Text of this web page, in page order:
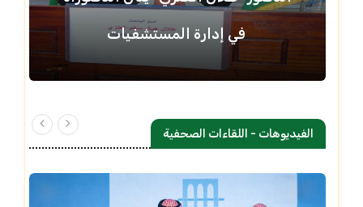
في إدارة المستشفيات
الفيديوهات - اللقاءات الصحفية